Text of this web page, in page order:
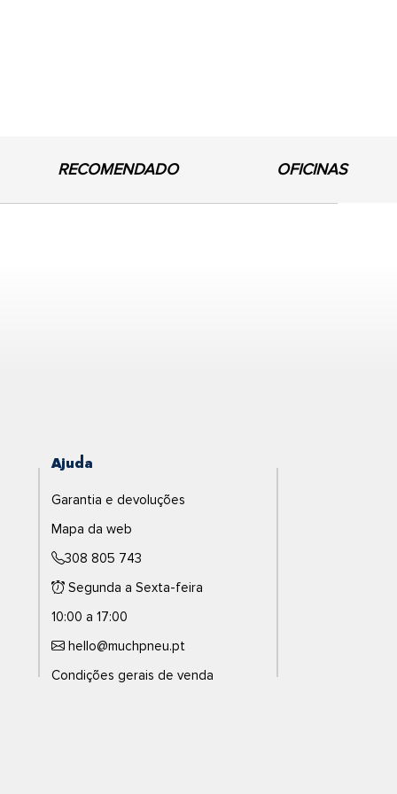
RECOMENDADO OFICINAS
Ajuda
Garantia e devoluções
Mapa da web
308 805 743
Segunda a Sexta-feira
10:00 a 17:00
hello@muchpneu.pt
Condições gerais de venda